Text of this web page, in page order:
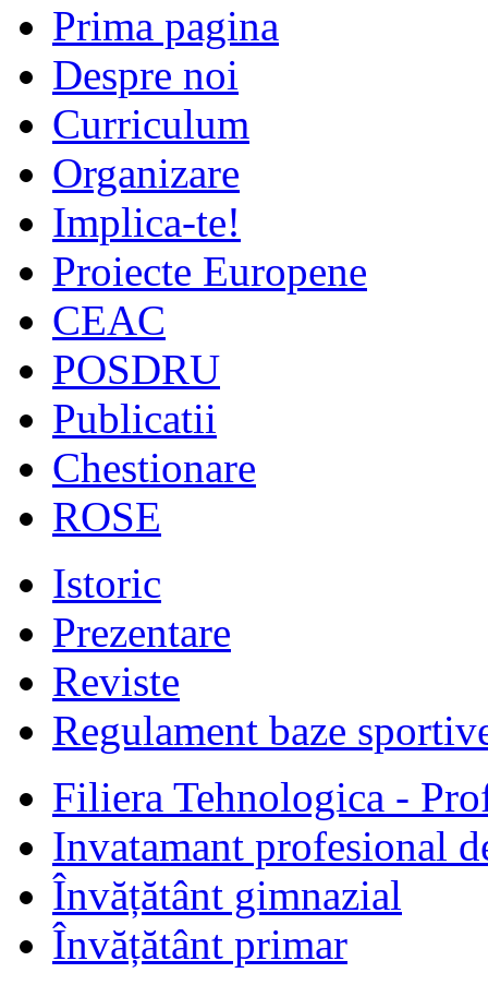
Prima pagina
Despre noi
Curriculum
Organizare
Implica-te!
Proiecte Europene
CEAC
POSDRU
Publicatii
Chestionare
ROSE
Istoric
Prezentare
Reviste
Regulament baze
Filiera Tehnologica -
Invatamant profesional
Învățătânt gimnazial
Învățătânt primar